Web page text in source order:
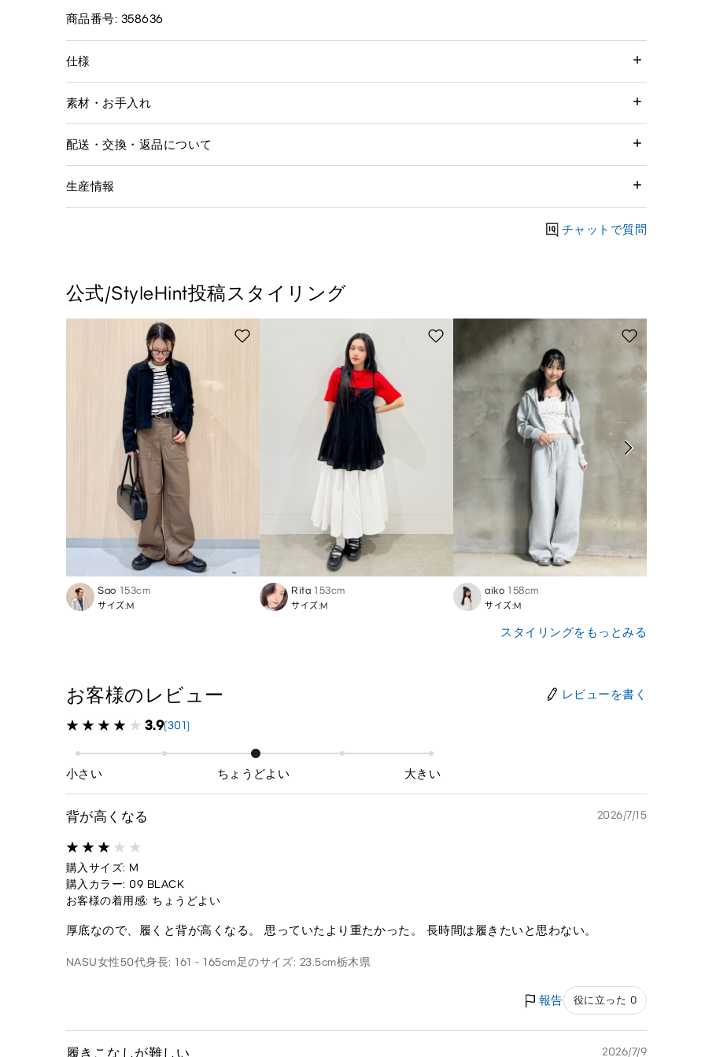
商品番号: 358636
仕様
素材・お手入れ
配送・交換・返品について
生産情報
チャットで質問
公式/StyleHint投稿スタイリング
Sao 153cm
サイズ:M
Rita 153cm
サイズ:M
aiko 158cm
サイズ:M
スタイリングをもっとみる
お客様のレビュー レビューを書く
3.9(301)
小さい ちょうどよい 大きい
背が高くなる 2026/7/15
購入サイズ: M
購入カラー: 09 BLACK
お客様の着用感: ちょうどよい
厚底なので、履くと背が高くなる。 思っていたより重たかった。 長時間は履きたいと思わない。
NASU女性50代身長: 161 - 165cm足のサイズ: 23.5cm栃木県
報告 役に立った 0
履きこなしが難しい 2026/7/9